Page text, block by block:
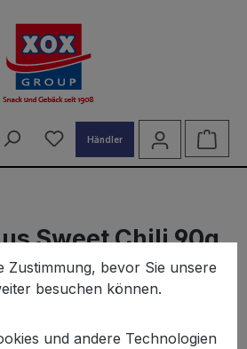
Du hast 0 Produkte auf
Händler
Sweet Chili 90g
Zustimmung, bevor Sie unsere
besuchen können.
und andere Technologien